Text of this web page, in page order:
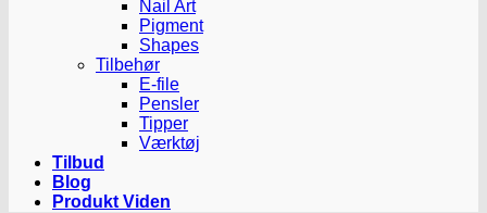
Nail Art
Pigment
Shapes
Tilbehør
E-file
Pensler
Tipper
Værktøj
Tilbud
Blog
Produkt Viden